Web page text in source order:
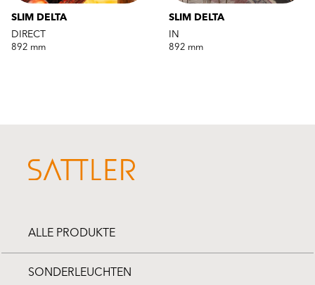
SLIM DELTA
DIRECT
892 mm
SLIM DELTA
IN
892 mm
ALLE PRODUKTE
SONDERLEUCHTEN